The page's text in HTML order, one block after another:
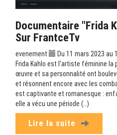
Documentaire "Frida
Sur FrantceTv
evenement
Du 11 mars 2023 au
Frida Kahlo est l’artiste féminine la
œuvre et sa personnalité ont
et résonnent encore avec les
est captivante et romanesque :
elle a vécu une période (…)
Lire la suite